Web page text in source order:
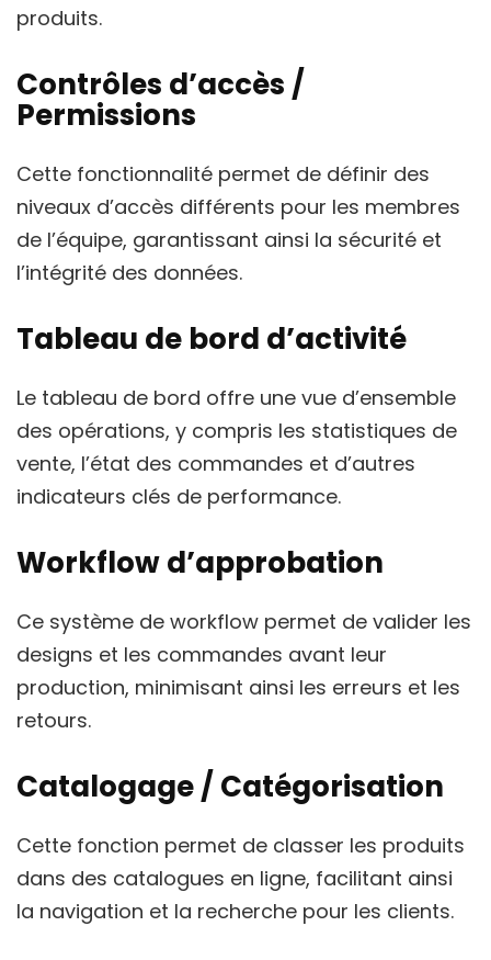
produits.
Contrôles d’accès /
Permissions
Cette fonctionnalité permet de définir des
niveaux d’accès différents pour les membres
de l’équipe, garantissant ainsi la sécurité et
l’intégrité des données.
Tableau de bord d’activité
Le tableau de bord offre une vue d’ensemble
des opérations, y compris les statistiques de
vente, l’état des commandes et d’autres
indicateurs clés de performance.
Workflow d’approbation
Ce système de workflow permet de valider les
designs et les commandes avant leur
production, minimisant ainsi les erreurs et les
retours.
Catalogage / Catégorisation
Cette fonction permet de classer les produits
dans des catalogues en ligne, facilitant ainsi
la navigation et la recherche pour les clients.